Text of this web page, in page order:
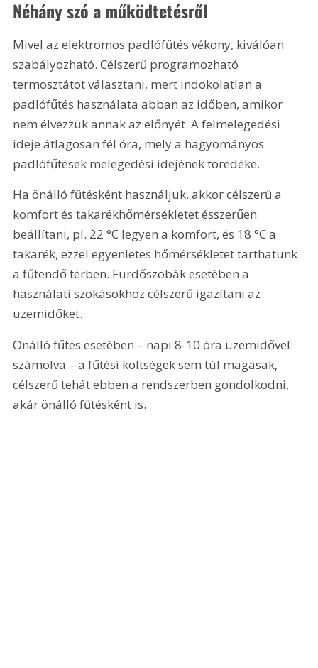
Néhány szó a működtetésről
Mivel az elektromos padlófűtés vékony, kiválóan
szabályozható. Célszerű programozható
termosztátot választani, mert indokolatlan a
padlófűtés használata abban az időben, amikor
nem élvezzük annak az előnyét. A felmelegedési
ideje átlagosan fél óra, mely a hagyományos
padlófűtések melegedési idejének töredéke.
Ha önálló fűtésként használjuk, akkor célszerű a
komfort és takarékhőmérsékletet ésszerűen
beállítani, pl. 22 °C legyen a komfort, és 18 °C a
takarék, ezzel egyenletes hőmérsékletet tarthatunk
a fűtendő térben. Fürdőszobák esetében a
használati szokásokhoz célszerű igazítani az
üzemidőket.
Önálló fűtés esetében – napi 8-10 óra üzemidővel
számolva – a fűtési költségek sem túl magasak,
célszerű tehát ebben a rendszerben gondolkodni,
akár önálló fűtésként is.